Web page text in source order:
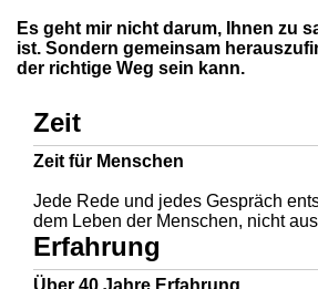
Es geht mir nicht darum, Ihnen zu
ist. Sondern gemeinsam
der richtige Weg sein kann.
Zeit
Zeit für Menschen
Jede Rede und jedes Gespräch
dem Leben der Menschen, nicht
Erfahrung